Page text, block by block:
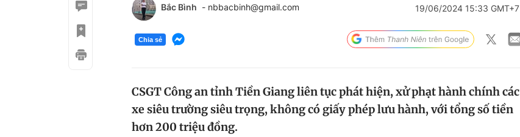
Bắc Bình - nbbacbinh@gmail.com 19/06/2024 15:33 GMT+7
Chia sẻ
CSGT Công an tỉnh Tiền Giang liên tục phát hiện, xử phạt hành chính các
xe siêu trường siêu trọng, không có giấy phép lưu hành, với tổng số tiền
hơn 200 triệu đồng.